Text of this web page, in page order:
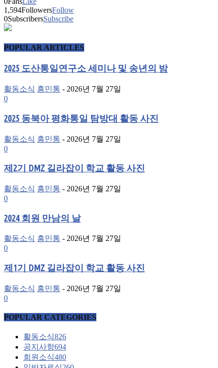
1,594FollowersFollow
0SubscribersSubscribe
POPULAR ARTICLES
2025 도산통일연구소 세미나 및 송년의 밤
활동소식 흥민통 - 2026년 7월 27일
0
2025 동북아 평화통일 탐방대 활동 사진
활동소식 흥민통 - 2026년 7월 27일
0
제2기 DMZ 길라잡이 학교 활동 사진
활동소식 흥민통 - 2026년 7월 27일
0
2024 회원 만남의 날
활동소식 흥민통 - 2026년 7월 27일
0
제1기 DMZ 길라잡이 학교 활동 사진
활동소식 흥민통 - 2026년 7월 27일
0
POPULAR CATEGORIES
활동소식826
공지사항694
회원소식480